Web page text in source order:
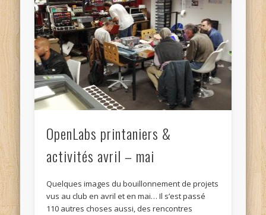
OpenLabs printaniers &
activités avril – mai
Quelques images du bouillonnement de projets
vus au club en avril et en mai… Il s’est passé
110 autres choses aussi, des rencontres